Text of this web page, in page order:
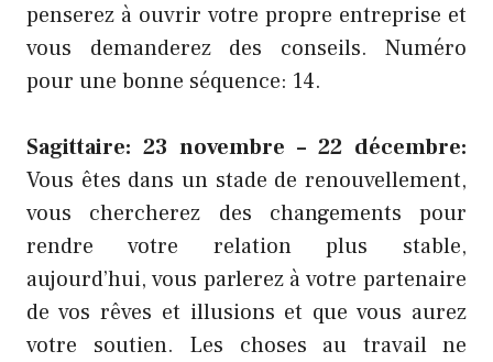
penserez à ouvrir votre propre entreprise et
vous demanderez des conseils. Numéro
pour une bonne séquence: 14.
Sagittaire: 23 novembre – 22 décembre:
Vous êtes dans un stade de renouvellement,
vous chercherez des changements pour
rendre votre relation plus stable,
aujourd’hui, vous parlerez à votre partenaire
de vos rêves et illusions et que vous aurez
votre soutien. Les choses au travail ne